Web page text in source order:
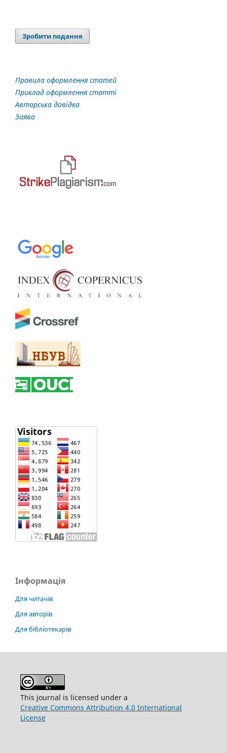
Зробити подання
Правила оформлення статей
Приклад оформлення статті
Авторська довідка
Заява
Інформація
Для читачів
Для авторів
Для бібліотекарів
This journal is licensed under a
Creative Commons Attribution 4.0 International
License